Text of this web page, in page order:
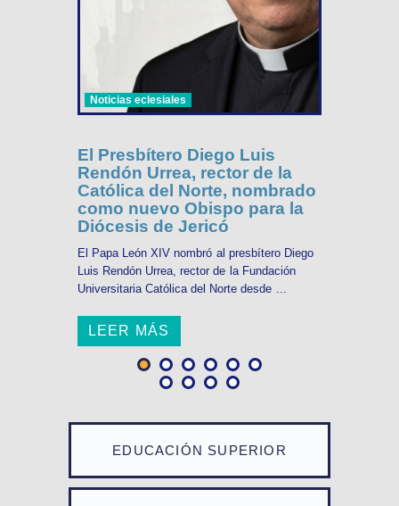
EDUCACIÓN SUPERIOR
Noticias eclesiales
El Presbítero Diego Luis
Rendón Urrea, rector de la
Católica del Norte, nombrado
como nuevo Obispo para la
Diócesis de Jericó
El Papa León XIV nombró al presbítero Diego
Luis Rendón Urrea, rector de la Fundación
Universitaria Católica del Norte desde ...
LEER MÁS